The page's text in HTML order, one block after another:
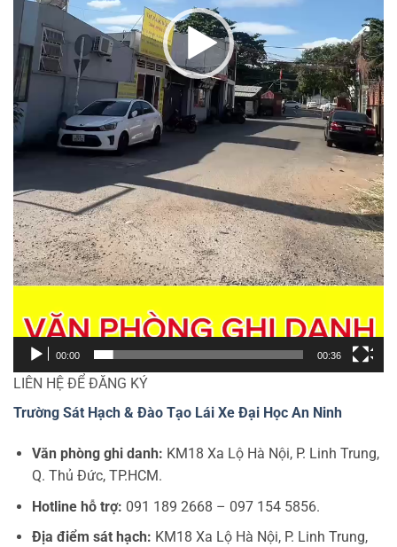
00:00 00:36
LIÊN HỆ ĐỂ ĐĂNG KÝ
Trường Sát Hạch & Đào Tạo Lái Xe Đại Học An Ninh
Văn phòng ghi danh: KM18 Xa Lộ Hà Nội, P. Linh Trung,
Q. Thủ Đức, TP.HCM.
Hotline hỗ trợ: 091 189 2668 – 097 154 5856.
Địa điểm sát hạch: KM18 Xa Lộ Hà Nội, P. Linh Trung,